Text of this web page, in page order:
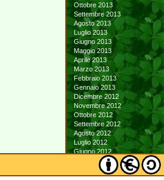
Ottobre 2013
Settembre 2013
Agosto 2013
Luglio 2013
Giugno 2013
Maggio 2013
Aprile 2013
Marzo 2013
Febbraio 2013
Gennaio 2013
Dicembre 2012
Novembre 2012
Ottobre 2012
Settembre 2012
Agosto 2012
Luglio 2012
Giugno 2012
Maggio 2012
Aprile 2012